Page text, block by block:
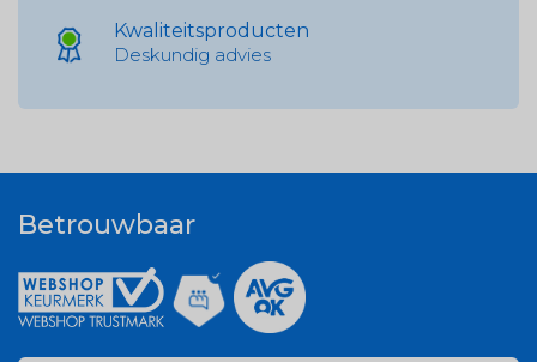
Kwaliteitsproducten
Deskundig advies
Betrouwbaar